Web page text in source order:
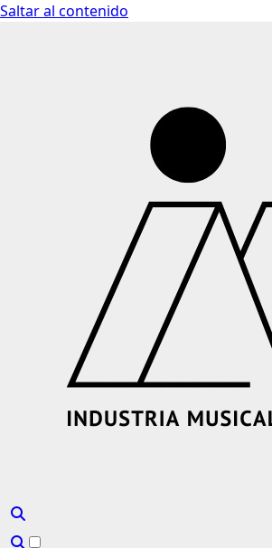
Saltar al contenido